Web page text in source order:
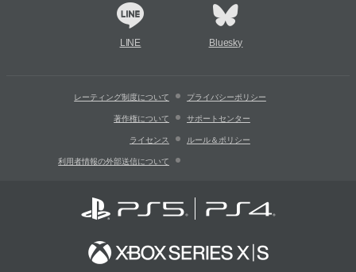
LINE Bluesky
レーティング制度について プライバシーポリシー
著作権について サポートセンター
ライセンス ルール＆ポリシー
利用者情報の外部送信について